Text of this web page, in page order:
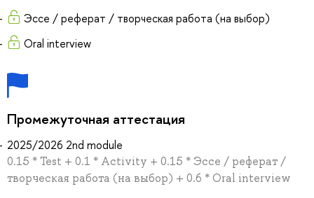
Эссе / реферат / творческая работа (на выбор)
Oral interview
Промежуточная аттестация
2025/2026 2nd module
0.15 * Test + 0.1 * Activity + 0.15 * Эссе / реферат /
творческая работа (на выбор) + 0.6 * Oral interview